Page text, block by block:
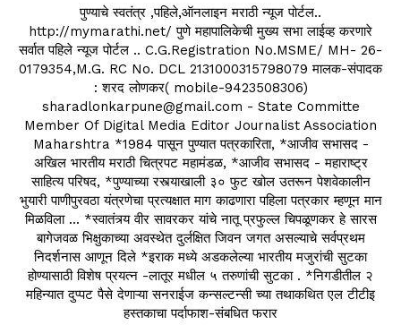
पुण्याचे स्वतंत्र ,पहिले,ऑनलाइन मराठी न्यूज पोर्टल..
http://mymarathi.net/ पुणे महापालिकेची मुख्य सभा लाईव्ह करणारे
सर्वात पहिले न्यूज पोर्टल .. C.G.Registration No.MSME/ MH- 26-
0179354,M.G. RC No. DCL 2131000315798079 मालक-संपादक
: शरद लोणकर( mobile-9423508306)
sharadlonkarpune@gmail.com - State Committe
Member Of Digital Media Editor Journalist Association
Maharshtra *1984 पासून पुण्यात पत्रकारिता, *आजीव सभासद -
अखिल भारतीय मराठी चित्रपट महामंडळ, *आजीव सभासद - महाराष्ट्र
साहित्य परिषद, *पुण्याच्या रस्त्याखाली ३० फुट खोल उतरून पेशवेकालीन
भुयारी पाणीपुरवठा यंत्रणेचा प्रत्यक्षात माग काढणारा पहिला पत्रकार म्हणून मान
मिळविला ... *स्वातंत्र्य वीर सावरकर यांचे नातू प्रफुल्ल चिपळूणकर हे सारस
बागेजवळ भिक्षुकाच्या अवस्थेत दुर्लक्षित जिवन जगत असल्याचे सर्वप्रथम
निदर्शनास आणून दिले *इराक मध्ये अडकलेल्या भारतीय मजुरांची सुटका
होण्यासाठी विशेष प्रयत्न -लातूर मधील ५ तरुणांची सुटका . *निगडीतील २
महिन्यात दुप्पट पैसे देणाऱ्या सनराईज कन्सल्टन्सी च्या तथाकथित एल टीटीइ
हस्तकाचा पर्दाफाश-संबधित फरार